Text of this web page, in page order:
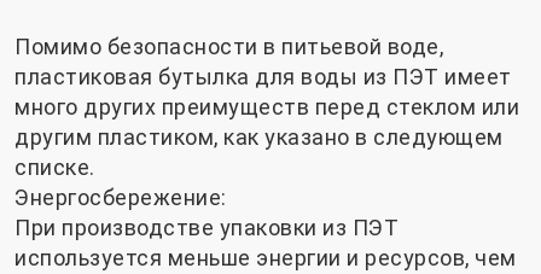
Помимо безопасности в питьевой воде,
пластиковая бутылка для воды из ПЭТ имеет
много других преимуществ перед стеклом или
другим пластиком, как указано в следующем
списке.
Энергосбережение:
При производстве упаковки из ПЭТ
используется меньше энергии и ресурсов, чем